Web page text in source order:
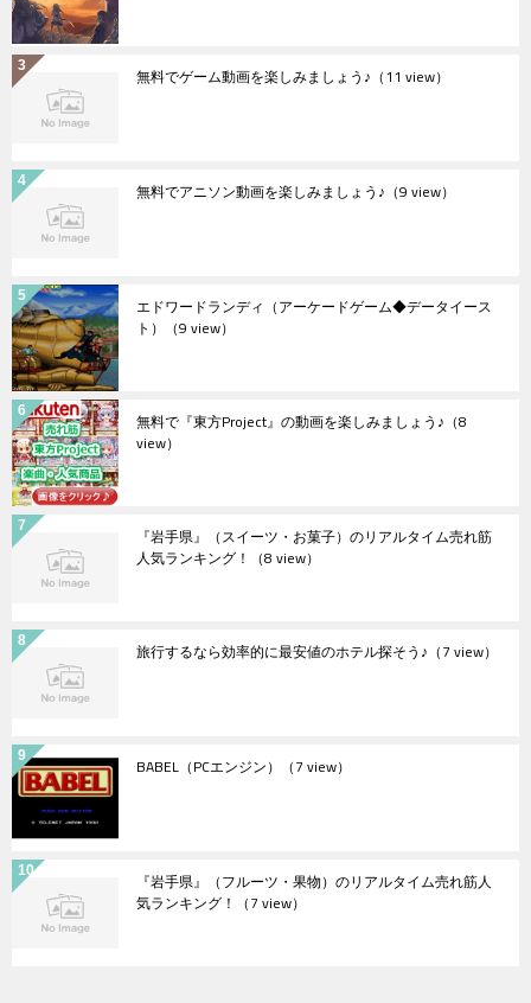
無料でゲーム動画を楽しみましょう♪ （11 view）
無料でアニソン動画を楽しみましょう♪ （9 view）
エドワードランディ（アーケードゲーム◆データイース
ト） （9 view）
無料で『東方Project』の動画を楽しみましょう♪ （8
view）
『岩手県』（スイーツ・お菓子）のリアルタイム売れ筋
人気ランキング！ （8 view）
旅行するなら効率的に最安値のホテル探そう♪ （7 view）
BABEL（PCエンジン） （7 view）
『岩手県』（フルーツ・果物）のリアルタイム売れ筋人
気ランキング！ （7 view）